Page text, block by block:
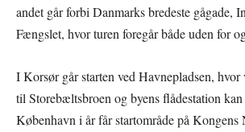
andet går forbi Danmarks bredeste gågade,
Fængslet, hvor turen foregår både uden for
I Korsør går starten ved Havnepladsen, hvor
til Storebæltsbroen og byens flådestation
København i år får startområde på Kongens